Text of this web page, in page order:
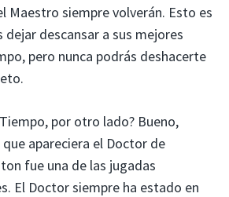
Maestro siempre volverán. Esto es
dejar descansar a sus mejores
pero nunca podrás deshacerte
por otro lado? Bueno,
apareciera el Doctor de
fue una de las jugadas
El Doctor siempre ha estado en